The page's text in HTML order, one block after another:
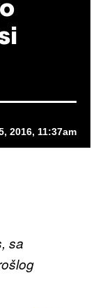
2016, 11:37am
sa